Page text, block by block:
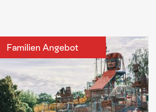
Familien Angebot